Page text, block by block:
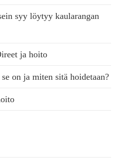
syy löytyy kaularangan
ja hoito
on ja miten sitä hoidetaan?